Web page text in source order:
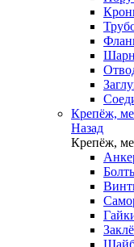
Крепёж,
Назад
Крепёж,